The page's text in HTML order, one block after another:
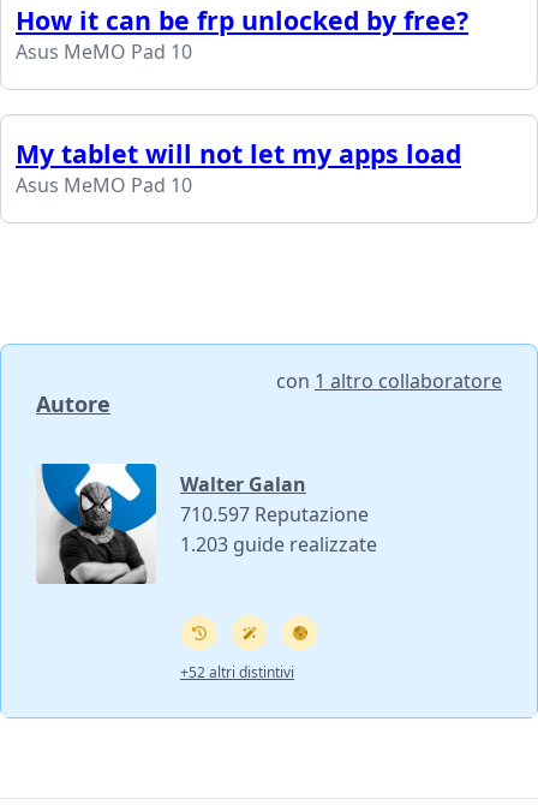
How it can be frp unlocked by free?
Asus MeMO Pad 10
My tablet will not let my apps load
Asus MeMO Pad 10
Autore
con 1 altro collaboratore
Walter Galan
710.597 Reputazione
1.203 guide realizzate
+52 altri distintivi